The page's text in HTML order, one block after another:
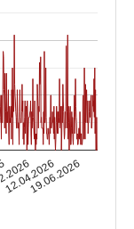
12.04.2026
19.06.2026